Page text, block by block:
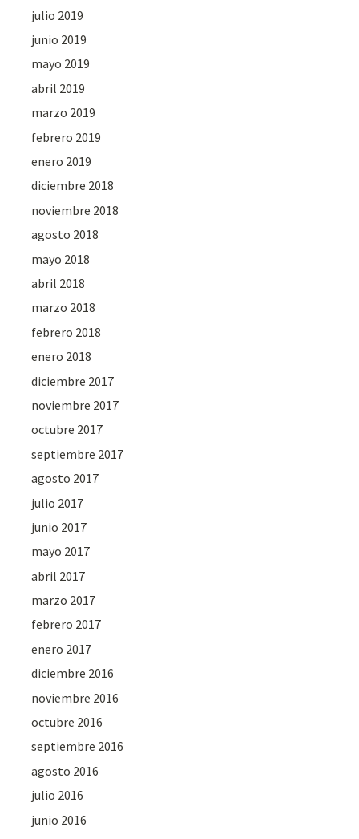
julio 2019
junio 2019
mayo 2019
abril 2019
marzo 2019
febrero 2019
enero 2019
diciembre 2018
noviembre 2018
agosto 2018
mayo 2018
abril 2018
marzo 2018
febrero 2018
enero 2018
diciembre 2017
noviembre 2017
octubre 2017
septiembre 2017
agosto 2017
julio 2017
junio 2017
mayo 2017
abril 2017
marzo 2017
febrero 2017
enero 2017
diciembre 2016
noviembre 2016
octubre 2016
septiembre 2016
agosto 2016
julio 2016
junio 2016